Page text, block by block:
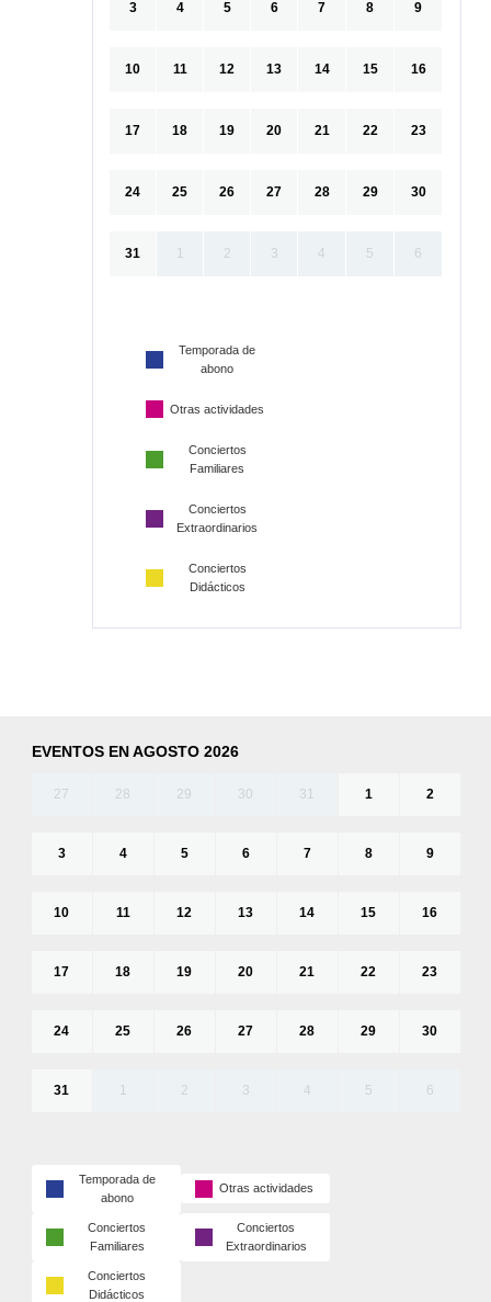
3 4 5 6 7 8 9
10 11 12 13 14 15 16
17 18 19 20 21 22 23
24 25 26 27 28 29 30
31 1 2 3 4 5 6
Temporada de
abono
Otras actividades
Conciertos
Familiares
Conciertos
Extraordinarios
Conciertos
Didácticos
EVENTOS EN AGOSTO 2026
27 28 29 30 31 1 2
3 4 5 6 7 8 9
10 11 12 13 14 15 16
17 18 19 20 21 22 23
24 25 26 27 28 29 30
31 1 2 3 4 5 6
Temporada de
abono
Otras actividades
Conciertos
Familiares
Conciertos
Extraordinarios
Conciertos
Didácticos